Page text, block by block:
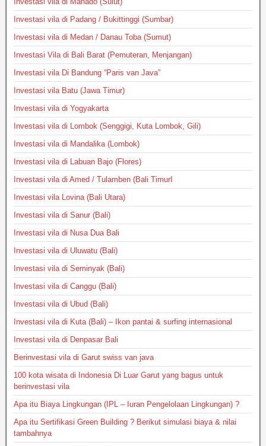
Investasi vila di Padang / Bukittinggi (Sumbar)
Investasi vila di Medan / Danau Toba (Sumut)
Investasi Vila di Bali Barat (Pemuteran, Menjangan)
Investasi vila Di Bandung “Paris van Java”
Investasi vila Batu (Jawa Timur)
Investasi vila di Yogyakarta
Investasi vila di Lombok (Senggigi, Kuta Lombok, Gili)
Investasi vila di Mandalika (Lombok)
Investasi vila di Labuan Bajo (Flores)
Investasi vila di Amed / Tulamben (Bali TimurI
Investasi vila Lovina (Bali Utara)
Investasi vila di Sanur (Bali)
Investasi vila di Nusa Dua Bali
Investasi vila di Uluwatu (Bali)
Investasi vila di Seminyak (Bali)
Investasi vila di Canggu (Bali)
Investasi vila di Ubud (Bali)
Investasi vila di Kuta (Bali) – Ikon pantai & surfing internasional
Investasi vila di Denpasar Bali
Berinvestasi vila di Garut swiss van java
100 kota wisata di Indonesia Di Luar Garut yang bagus untuk
berinvestasi vila
Apa itu Biaya Lingkungan (IPL – Iuran Pengelolaan Lingkungan) ?
Apa itu Sertifikasi Green Building ? Berikut simulasi biaya & nilai
tambahnya